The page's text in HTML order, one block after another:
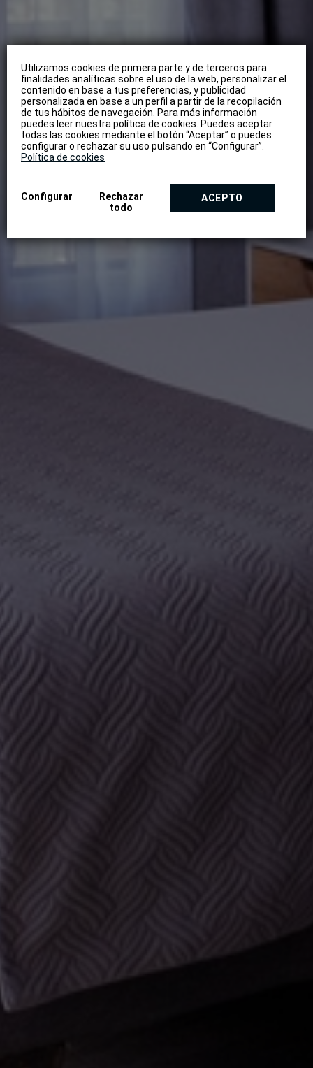
Utilizamos cookies de primera parte y de terceros para
finalidades analíticas sobre el uso de la web, personalizar el
contenido en base a tus preferencias, y publicidad
personalizada en base a un perfil a partir de la recopilación
de tus hábitos de navegación. Para más información
puedes leer nuestra política de cookies. Puedes aceptar
todas las cookies mediante el botón “Aceptar” o puedes
configurar o rechazar su uso pulsando en “Configurar”.
Política de cookies
Configurar
Rechazar
todo
ACEPTO